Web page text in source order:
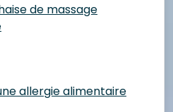
de massage
allergie alimentaire